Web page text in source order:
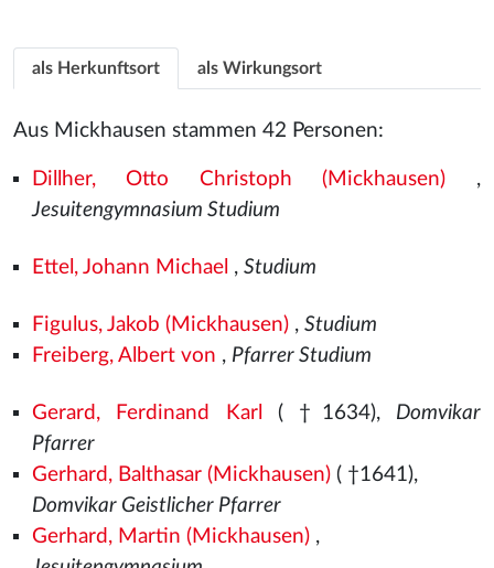
als Herkunftsort als Wirkungsort
Aus Mickhausen stammen 42 Personen:
Dillher, Otto Christoph (Mickhausen) ,
Jesuitengymnasium Studium
Ettel, Johann Michael , Studium
Figulus, Jakob (Mickhausen), Studium
Freiberg, Albert von , Pfarrer Studium
Gerard, Ferdinand Karl ( †1634), Domvikar
Pfarrer
Gerhard, Balthasar (Mickhausen)( †1641),
Domvikar Geistlicher Pfarrer
Gerhard, Martin (Mickhausen),